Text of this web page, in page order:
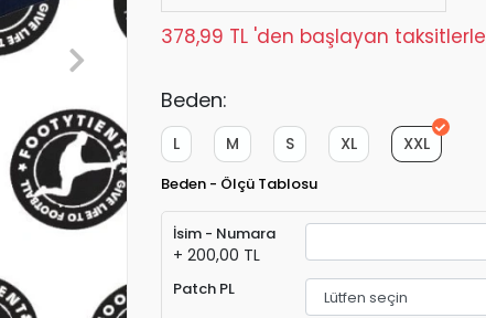
378,99 TL 'den başlayan taksitlerle
Beden:
XXL
XL
S
M
L
Beden - Ölçü Tablosu
İsim - Numara
+ 200,00 TL
Patch PL